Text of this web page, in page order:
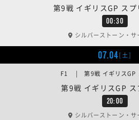
00:30
第9戦 イギリスGP ス
シルバーストーン・サ
07.04[土]
20:00
第9戦 イギリスGP ス
F1 | 第9戦 イギリスGP
シルバーストーン・サ